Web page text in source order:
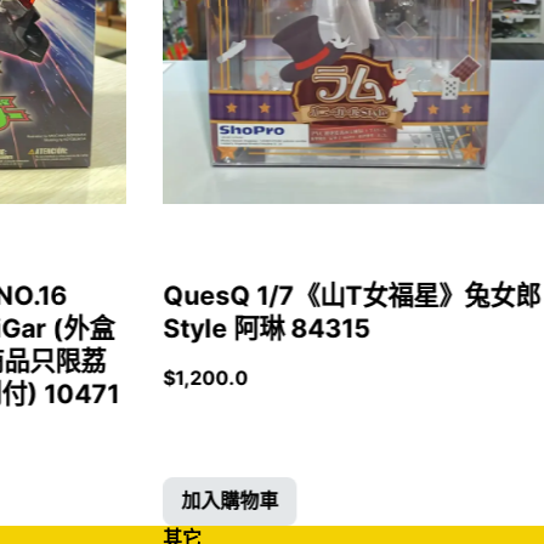
(外盒
只限荔
) 10471
QuesQ 1/7《山T女福星》兔女郎
Style 阿琳 84315
$1,200.0
加入購物車
其它